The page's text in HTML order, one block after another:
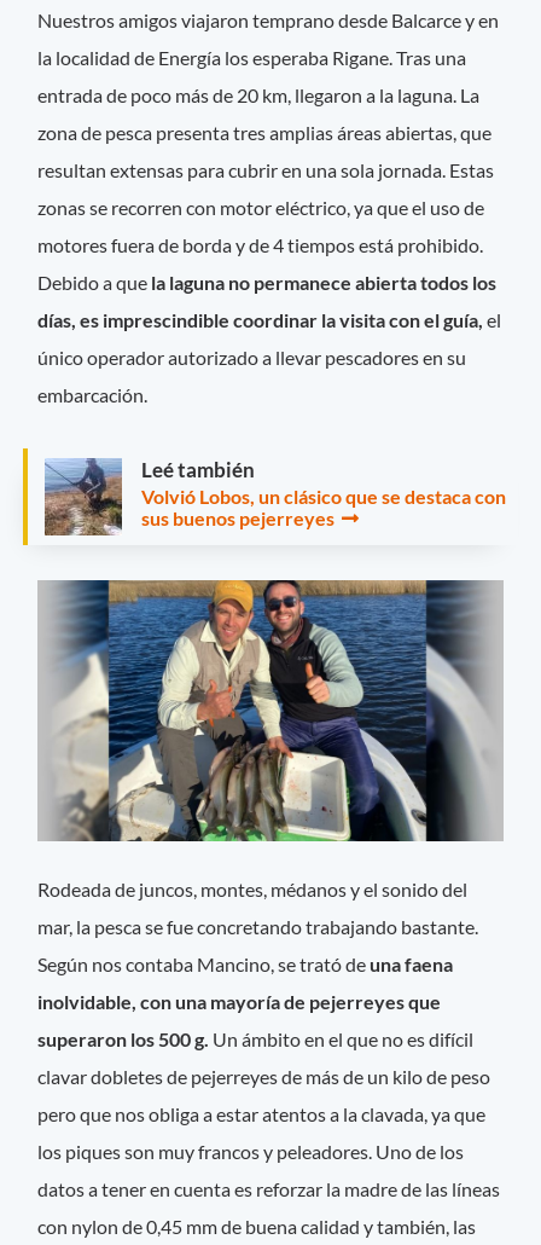
Nuestros amigos viajaron temprano desde Balcarce y en
la localidad de Energía los esperaba Rigane. Tras una
entrada de poco más de 20 km, llegaron a la laguna. La
zona de pesca presenta tres amplias áreas abiertas, que
resultan extensas para cubrir en una sola jornada. Estas
zonas se recorren con motor eléctrico, ya que el uso de
motores fuera de borda y de 4 tiempos está prohibido.
Debido a que la laguna no permanece abierta todos los
días, es imprescindible coordinar la visita con el guía,el
único operador autorizado a llevar pescadores en su
embarcación.
Leé también
Volvió Lobos, un clásico que se destaca con
sus buenos pejerreyes
Rodeada de juncos, montes, médanos y el sonido del
mar, la pesca se fue concretando trabajando bastante.
Según nos contaba Mancino, se trató de una faena
inolvidable, con una mayoría de pejerreyes que
superaron los 500 g. Un ámbito en el que no es difícil
clavar dobletes de pejerreyes de más de un kilo de peso
pero que nos obliga a estar atentos a la clavada, ya que
los piques son muy francos y peleadores. Uno de los
datos a tener en cuenta es reforzar la madre de las líneas
con nylon de 0,45 mm de buena calidad y también, las